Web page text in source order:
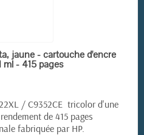
STOCK
jaune - cartouche d'encre
ml - 415 pages
/ C9352CE tricolor d'une
de 415 pages
fabriquée par HP.